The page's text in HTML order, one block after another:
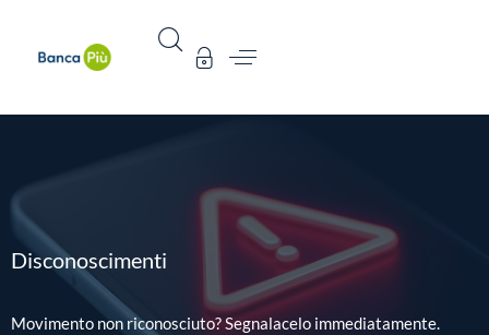
Disconoscimenti
Movimento non riconosciuto? Segnalacelo immediatamente.